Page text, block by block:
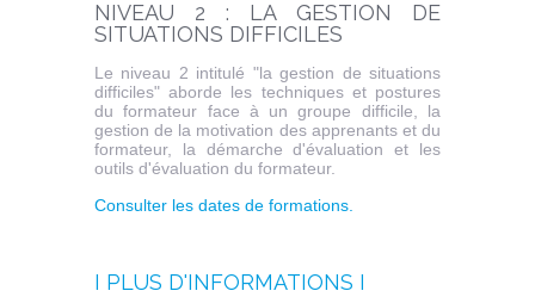
NIVEAU 2 : LA GESTION DE
SITUATIONS DIFFICILES
Le niveau 2 intitulé "la gestion de situations
difficiles" aborde les techniques et postures
du formateur face à un groupe difficile, la
gestion de la motivation des apprenants et du
formateur, la démarche d'évaluation et les
outils d'évaluation du formateur.
Consulter les dates de formations.
I PLUS D'INFORMATIONS I